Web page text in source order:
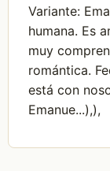
Variante:
humana. Es
muy
romántica.
está con
Emanue...),),